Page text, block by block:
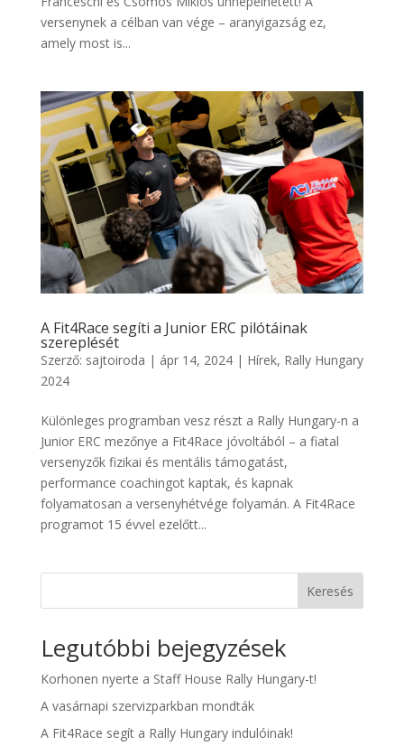
versenynek a célban van vége – aranyigazság ez,
amely most is...
A Fit4Race segíti a Junior ERC pilótáinak
szereplését
Szerző: sajtoiroda | ápr 14, 2024| Hírek, Rally Hungary
2024
Különleges programban vesz részt a Rally Hungary-n a
Junior ERC mezőnye a Fit4Race jóvoltából – a fiatal
versenyzők fizikai és mentális támogatást,
performance coachingot kaptak, és kapnak
folyamatosan a versenyhétvége folyamán. A Fit4Race
programot 15 évvel ezelőtt...
Keresés
Legutóbbi bejegyzések
Korhonen nyerte a Staff House Rally Hungary-t!
A vasárnapi szervizparkban mondták
A Fit4Race segít a Rally Hungary indulóinak!